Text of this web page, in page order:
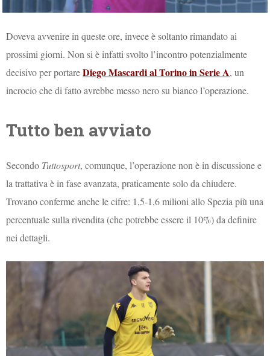
Doveva avvenire in queste ore, invece è soltanto rimandato ai
prossimi giorni. Non si è infatti svolto l’incontro potenzialmente
decisivo per portareDiego Mascardi al Torino in Serie A, un
incrocio che di fatto avrebbe messo nero su bianco l’operazione.
Tutto ben avviato
Secondo Tuttosport, comunque, l’operazione non è in discussione e
la trattativa è in fase avanzata, praticamente solo da chiudere.
Trovano conferme anche le cifre: 1,5-1,6 milioni allo Spezia più una
percentuale sulla rivendita (che potrebbe essere il 10%) da definire
nei dettagli.